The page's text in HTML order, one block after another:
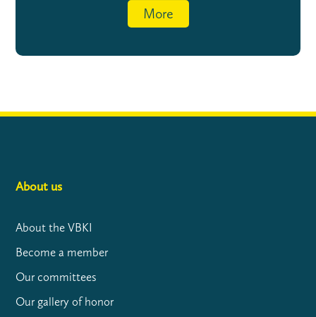
More
About us
About the VBKI
Become a member
Our committees
Our gallery of honor